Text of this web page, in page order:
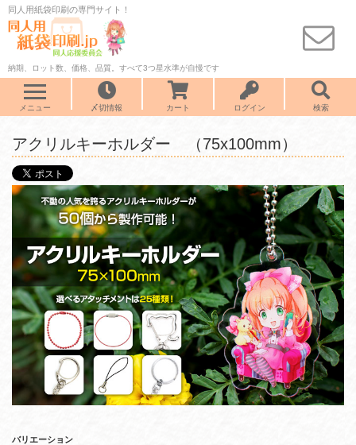
同人用紙袋印刷の専門サイト！
納期、ロット数、価格、品質。すべて3つ星水準が自慢です
メニュー 〆切情報 カート ログイン 検索
アクリルキーホルダー （75x100mm）
バリエーション